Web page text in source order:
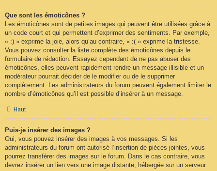
Que sont les émoticônes ?
Les émoticônes sont de petites images qui peuvent être utilisées grâce à
un code court et qui permettent d’exprimer des sentiments. Par exemple,
« :) » exprime la joie, alors qu’au contraire, « :( » exprime la tristesse.
Vous pouvez consulter la liste complète des émoticônes depuis le
formulaire de rédaction. Essayez cependant de ne pas abuser des
émoticônes, elles peuvent rapidement rendre un message illisible et un
modérateur pourrait décider de le modifier ou de le supprimer
complètement. Les administrateurs du forum peuvent également limiter le
nombre d’émoticônes qu’il est possible d’insérer à un message.
Haut
Puis-je insérer des images ?
Oui, vous pouvez insérer des images à vos messages. Si les
administrateurs du forum ont autorisé l’insertion de pièces jointes, vous
pourrez transférer des images sur le forum. Dans le cas contraire, vous
devrez insérer un lien vers une image distante, hébergée sur un serveur